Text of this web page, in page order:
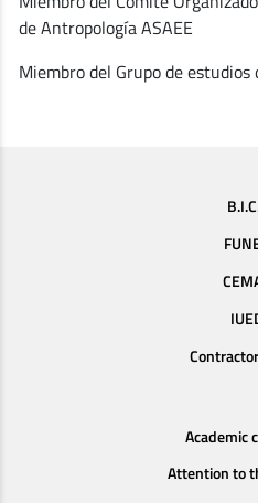
de Antropología ASAEE
Miembro del Grupo de estudios
Academic
Attention to